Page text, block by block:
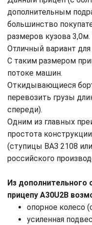
дополнительным
большинство
размеров кузова
Отличный вариант
С таким размером
потоке машин.
Откидывающиеся
перевозить грузы
спереди).
Одним из главных
простота
(ступицы ВАЗ 2108
российского
Из дополнительного
прицепу A30U2B
опорное колесо
усиленная